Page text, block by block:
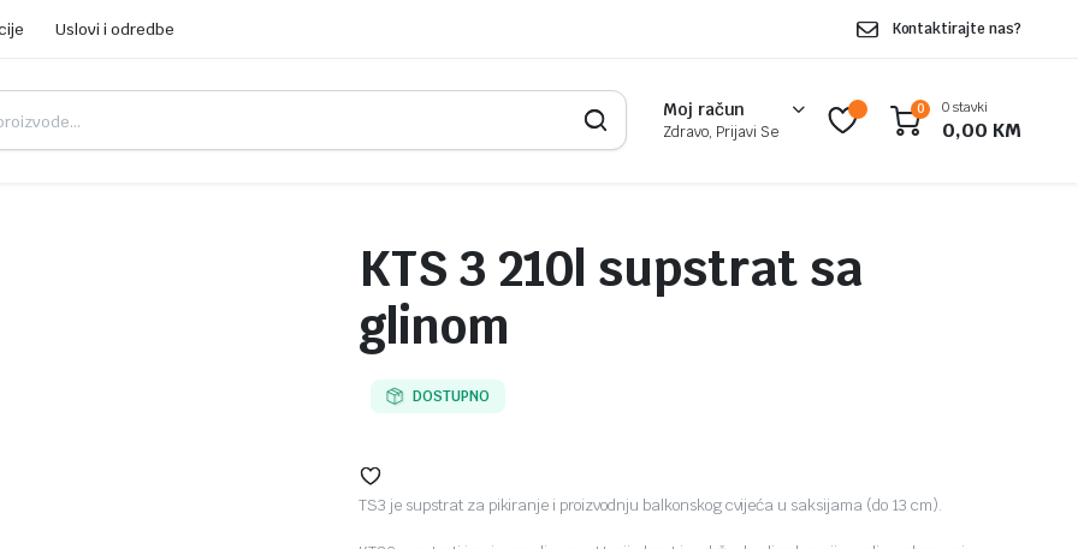
Uslovi i odredbe Kontaktirajte nas?
Moj račun
Zdravo, Prijavi Se
0 0 stavki
0,00 KM
KTS 3 210l supstrat sa
glinom
DOSTUPNO
TS3 je supstrat za pikiranje i proizvodnju balkonskog cvijeća u saksijama (do 13 cm).